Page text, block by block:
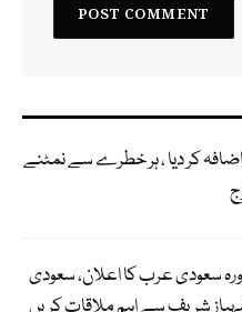
کر دیا ، ہر خطرے سے نمٹنے
سعودی عرب کا اعلان، سعودی